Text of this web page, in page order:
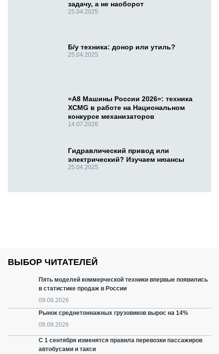
задачу, а не наоборот
25.04.2025
Б/у техника: донор или утиль?
25.04.2025
«А8 Машины России 2026»: техника
XCMG в работе на Национальном
конкурсе механизаторов
14.07.2026
Гидравлический привод или
электрический? Изучаем нюансы
25.04.2025
ВЫБОР ЧИТАТЕЛЕЙ
Пять моделей коммерческой техники впервые появились
в статистике продаж в России
09.08.2026
Рынок среднетоннажных грузовиков вырос на 14%
08.08.2026
С 1 сентября изменятся правила перевозки пассажиров
автобусами и такси